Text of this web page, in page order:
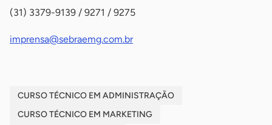
(31) 3379-9139 / 9271 / 9275
imprensa@sebraemg.com.br
CURSO TÉCNICO EM ADMINISTRAÇÃO
CURSO TÉCNICO EM MARKETING